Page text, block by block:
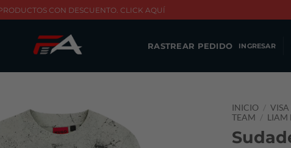
CON DESCUENTO. CLICK AQUÍ
RASTREAR PEDIDO INGRESAR
INICIO / VISA
TEAM / LIAM